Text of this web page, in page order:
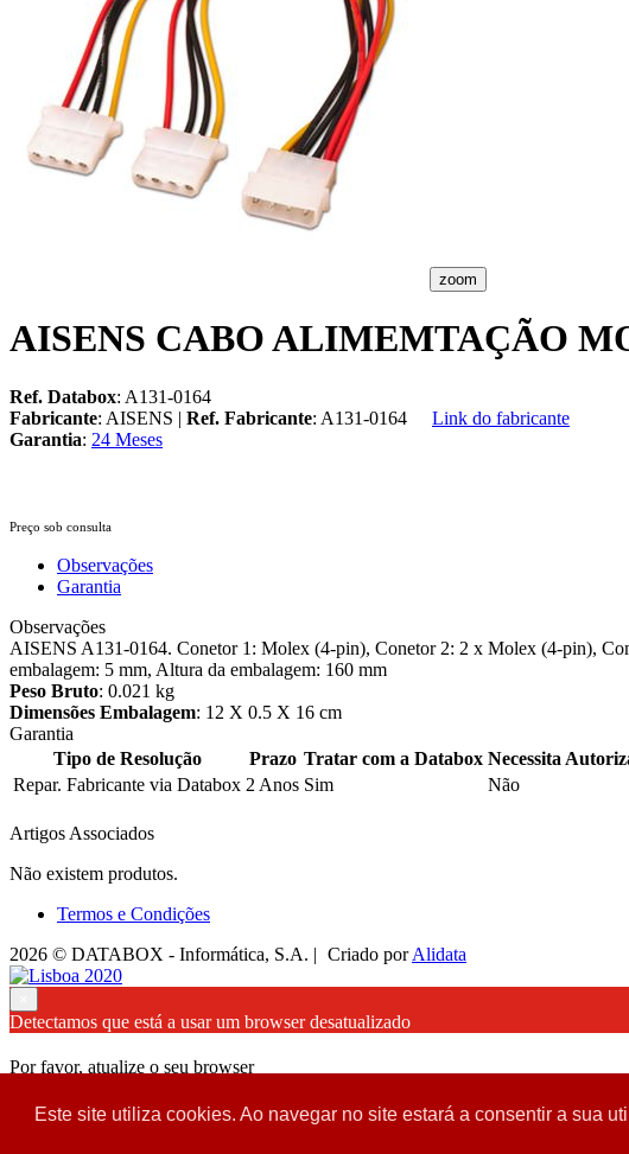
Este site utiliza cookies. Ao navegar no site estará a consentir a sua
zoom
AISENS CABO ALIMEMTAÇÃO
Ref. Databox: A131-0164
Fabricante: AISENS | Ref. Fabricante: A131-0164
Link do fabricante
Garantia: 24 Meses
Preço sob consulta
Observações
Garantia
Observações
AISENS A131-0164. Conetor 1: Molex (4-pin), Conetor 2: 2 x Molex (4-pin),
embalagem: 5 mm, Altura da embalagem: 160 mm
Peso Bruto: 0.021 kg
Dimensões Embalagem: 12 X 0.5 X 16 cm
Garantia
Tipo de Resolução
Prazo Tratar com a Databox Necessita
Repar. Fabricante via Databox 2 Anos Sim Não
Artigos Associados
Não existem produtos.
Termos e Condições
2026 © DATABOX - Informática, S.A. | Criado porAlidata
Detectamos que está a usar um browser desatualizado
Por favor, atualize o seu browser